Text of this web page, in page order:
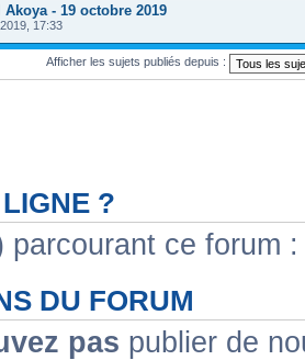
- 19 octobre 2019
17:33
Afficher les sujets publiés depuis :
?
parcourant ce forum
DU FORUM
pas publier de